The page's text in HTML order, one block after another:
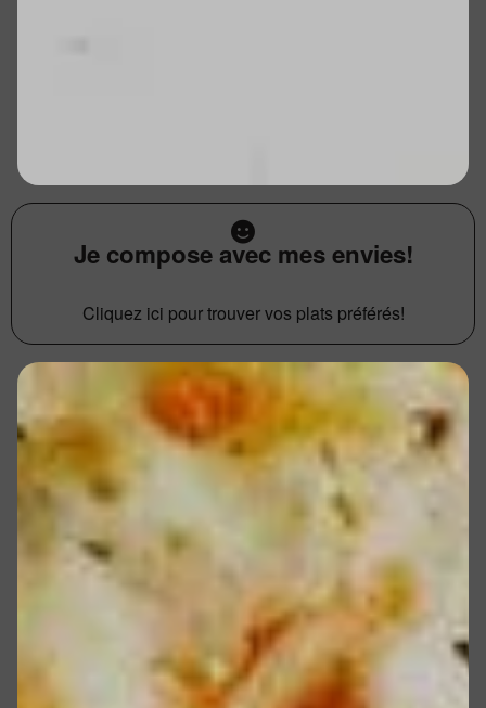
Je compose avec mes envies!
Cliquez ici pour trouver vos plats préférés!